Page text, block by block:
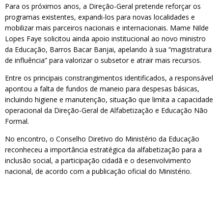
Para os próximos anos, a Direção-Geral pretende reforçar os
programas existentes, expandi-los para novas localidades e
mobilizar mais parceiros nacionais e internacionais. Mame Nilde
Lopes Faye solicitou ainda apoio institucional ao novo ministro
da Educação, Barros Bacar Banjai, apelando à sua “magistratura
de influência” para valorizar o subsetor e atrair mais recursos.
Entre os principais constrangimentos identificados, a responsável
apontou a falta de fundos de maneio para despesas básicas,
incluindo higiene e manutenção, situação que limita a capacidade
operacional da Direção-Geral de Alfabetização e Educação Não
Formal.
No encontro, o Conselho Diretivo do Ministério da Educação
reconheceu a importância estratégica da alfabetização para a
inclusão social, a participação cidadã e o desenvolvimento
nacional, de acordo com a publicação oficial do Ministério.